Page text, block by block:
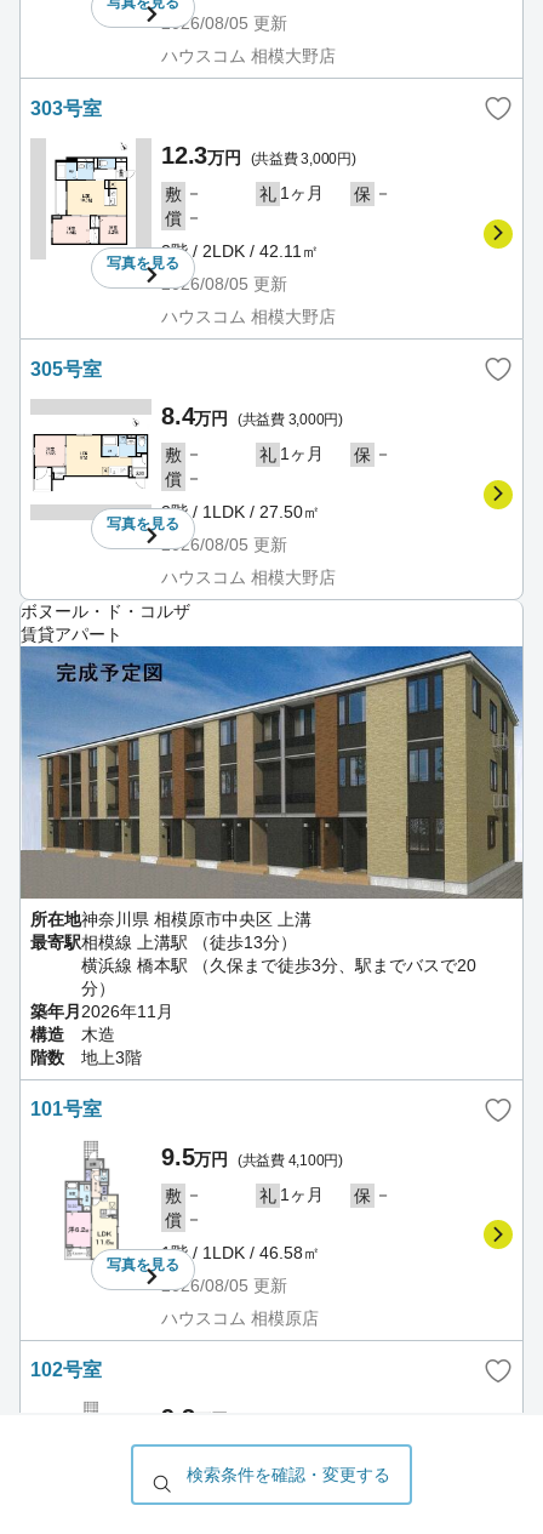
2026/08/05 更新
ハウスコム 相模大野店
303号室
写真を見る
12.3万円 (共益費 3,000円)
敷 － 礼 1ヶ月 保 －
償 －
3階 / 2LDK / 42.11㎡
2026/08/05 更新
ハウスコム 相模大野店
305号室
写真を見る
8.4万円 (共益費 3,000円)
敷 － 礼 1ヶ月 保 －
償 －
3階 / 1LDK / 27.50㎡
2026/08/05 更新
ハウスコム 相模大野店
ボヌール・ド・コルザ
賃貸アパート
所在地神奈川県 相模原市中央区 上溝
最寄駅相模線 上溝駅 （徒歩13分）
横浜線 橋本駅 （久保まで徒歩3分、駅までバスで20
分）
築年月 2026年11月
構造
木造
階数
地上3階
101号室
写真を見る
9.5万円 (共益費 4,100円)
敷 － 礼 1ヶ月 保 －
償 －
1階 / 1LDK / 46.58㎡
2026/08/05 更新
ハウスコム 相模原店
102号室
9.3
償
－
検索条件を確認・変更する